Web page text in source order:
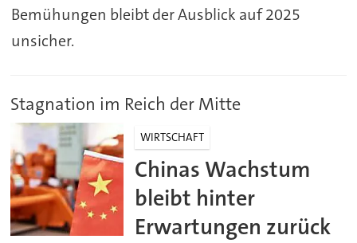
Bemühungen bleibt der Ausblick auf 2025
unsicher.
Stagnation im Reich der Mitte
WIRTSCHAFT
Chinas Wachstum
bleibt hinter
Erwartungen zurück